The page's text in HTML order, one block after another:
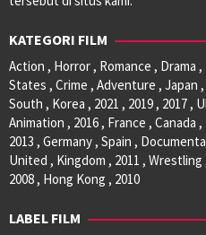
KATEGORI FILM
Action , Horror , Romance , Drama
States , Crime , Adventure , Japan
South , Korea , 2021 , 2019 , 2017 ,
Animation , 2016 , France , Canada ,
2013 , Germany , Spain ,
United , Kingdom , 2011 , Wrestling
2008 , Hong Kong , 2010
LABEL FILM